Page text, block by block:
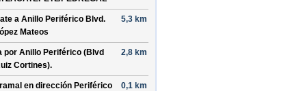
a Anillo Periférico Blvd.
Mateos
5,3 km
por Anillo Periférico (Blvd
Cortines).
2,8 km
en dirección Periférico
0,1 km